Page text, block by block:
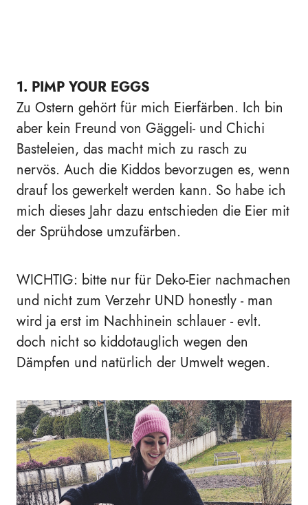
1. PIMP YOUR EGGS
Zu Ostern gehört für mich Eierfärben. Ich bin
aber kein Freund von Gäggeli- und Chichi
Basteleien, das macht mich zu rasch zu
nervös. Auch die Kiddos bevorzugen es, wenn
drauf los gewerkelt werden kann. So habe ich
mich dieses Jahr dazu entschieden die Eier mit
der Sprühdose umzufärben.
WICHTIG: bitte nur für Deko-Eier nachmachen
und nicht zum Verzehr UND honestly - man
wird ja erst im Nachhinein schlauer - evlt.
doch nicht so kiddotauglich wegen den
Dämpfen und natürlich der Umwelt wegen.